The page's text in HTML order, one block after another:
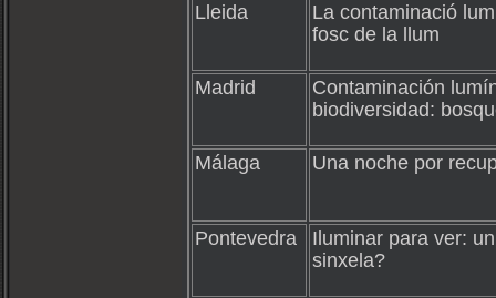
Lleida
La contaminació
fosc de la llum
Madrid
Contaminación
biodiversidad:
Málaga Una noche por
Pontevedra
Iluminar para ver:
sinxela?